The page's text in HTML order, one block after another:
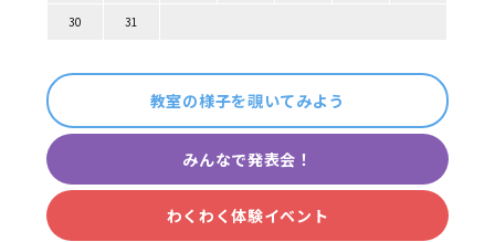
30 31
教室の様子を覗いてみよう
みんなで発表会！
わくわく体験イベント